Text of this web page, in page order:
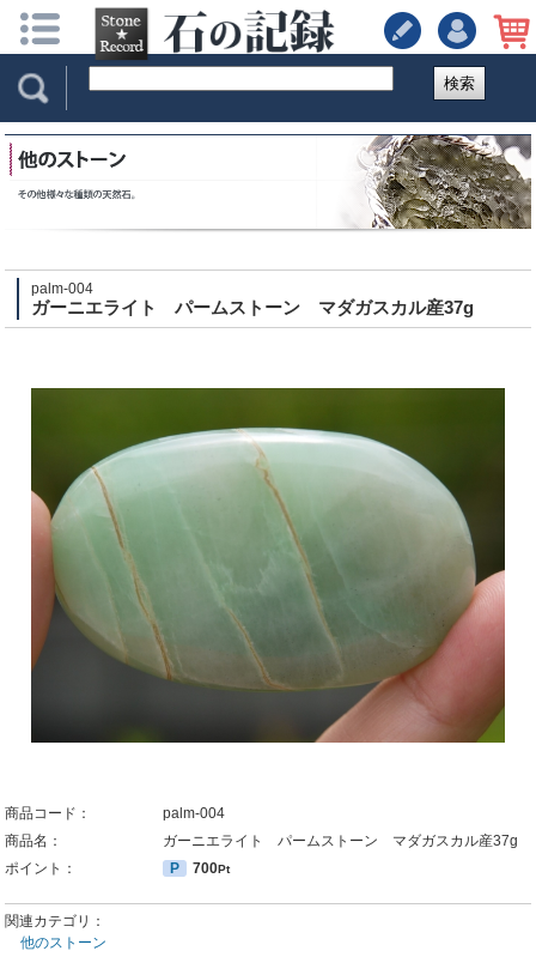
検索
palm-004
ガーニエライト パームストーン マダガスカル産37g
商品コード：
palm-004
商品名：
ガーニエライト パームストーン マダガスカル産37g
ポイント：
P 700Pt
関連カテゴリ：
他のストーン